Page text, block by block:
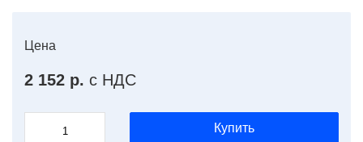
Цена
2 152 р. с НДС
Купить